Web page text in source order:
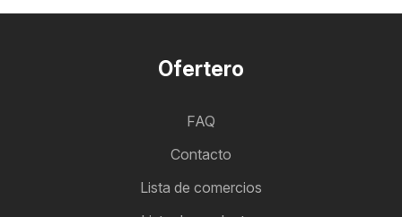
Ofertero
FAQ
Contacto
Lista de comercios